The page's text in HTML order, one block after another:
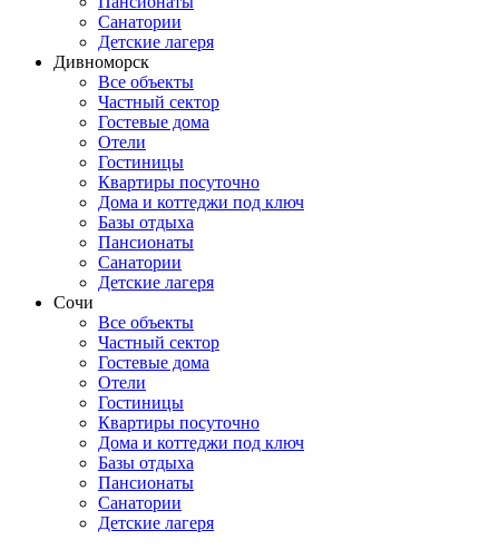
Санатории
Детские лагеря
Дивноморск
Все объекты
Частный сектор
Гостевые дома
Отели
Гостиницы
Квартиры посуточно
Дома и коттеджи под ключ
Базы отдыха
Пансионаты
Санатории
Детские лагеря
Сочи
Все объекты
Частный сектор
Гостевые дома
Отели
Гостиницы
Квартиры посуточно
Дома и коттеджи под ключ
Базы отдыха
Пансионаты
Санатории
Детские лагеря